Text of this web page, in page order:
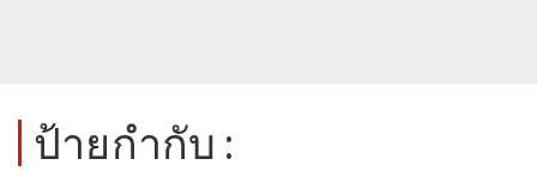
ป้ายกำกับ :